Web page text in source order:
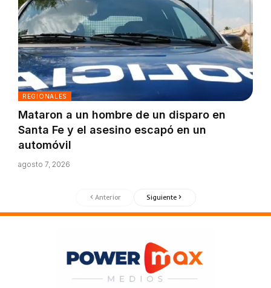
REGIONALES
Mataron a un hombre de un disparo en
Santa Fe y el asesino escapó en un
automóvil
agosto 7, 2026
Anterior Siguiente